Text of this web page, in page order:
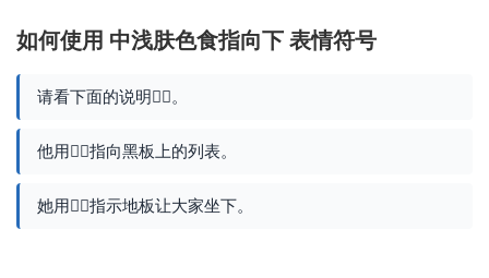
如何使用 中浅肤色食指向下 表情符号
请看下面的说明👇🏼。
他用👇🏼指向黑板上的列表。
她用👇🏼指示地板让大家坐下。